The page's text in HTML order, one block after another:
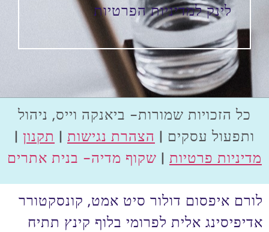
לינק למדיניות הפרטיות
כל הזכויות שמורות- ביאנקה וייס, ניהול
ותפעול עסקים | הצהרת נגישות | תקנון |
מדיניות פרטיות | שקוף מדיה- בנית אתרים
לורם איפסום דולור סיט אמט, קונסקטורר
אדיפיסינג אלית לפרומי בלוף קינץ תתיח